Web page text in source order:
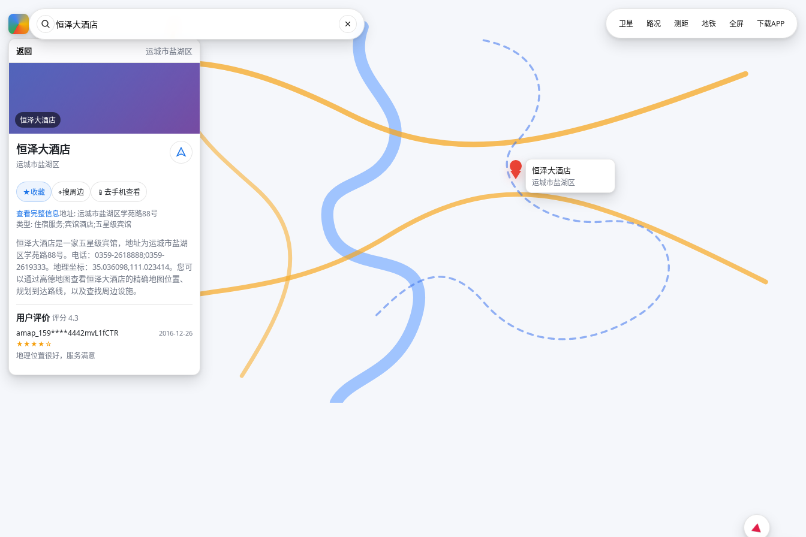
返回 运城市盐湖区
恒泽大酒店
恒泽大酒店
运城市盐湖区
★收藏 ⌖搜周边 📱 去手机查看
查看完整信息地址: 运城市盐湖区学苑路88号
类型: 住宿服务;宾馆酒店;五星级宾馆
恒泽大酒店是一家五星级宾馆，地址为运城市盐湖
区学苑路88号。电话：0359-2618888;0359-
2619333。地理坐标：35.036098,111.023414。您可
以通过高德地图查看恒泽大酒店的精确地图位置、
规划到达路线，以及查找周边设施。
用户评价评分 4.3
amap_159****4442mvL1fCTR
2016-12-26
★★★★☆
地理位置很好，服务满意
恒泽大酒店
运城市盐湖区
卫星 路况 测距 地铁 全屏 下载APP